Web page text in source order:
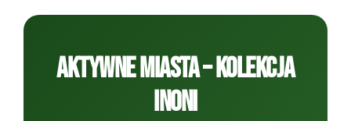
Aktywne Miasta – kolekcja
INONI